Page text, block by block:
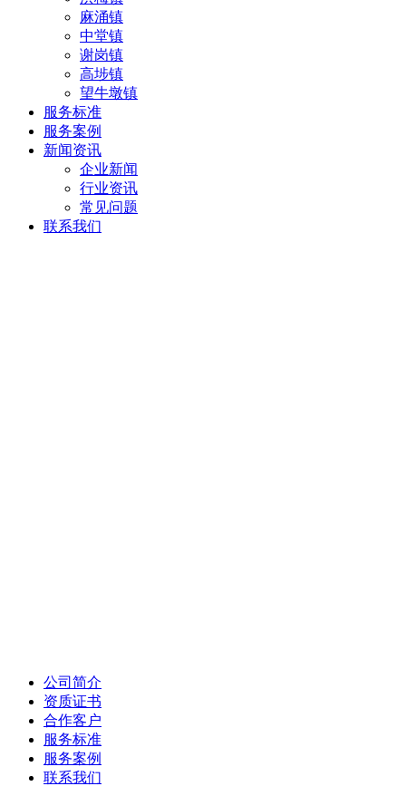
麻涌镇
中堂镇
谢岗镇
高埗镇
望牛墩镇
服务标准
服务案例
新闻资讯
企业新闻
行业资讯
常见问题
联系我们
公司简介
资质证书
合作客户
服务标准
服务案例
联系我们